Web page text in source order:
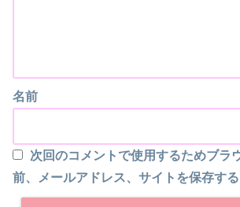
名前
次回のコメントで使用するためブラ
前、メールアドレス、サイトを保存する